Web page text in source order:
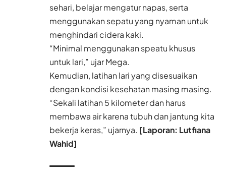
sehari, belajar mengatur napas, serta
menggunakan sepatu yang nyaman untuk
menghindari cidera kaki.
“Minimal menggunakan speatu khusus
untuk lari,” ujar Mega.
Kemudian, latihan lari yang disesuaikan
dengan kondisi kesehatan masing masing.
“Sekali latihan 5 kilometer dan harus
membawa air karena tubuh dan jantung kita
bekerja keras,” ujarnya. [Laporan: Lutfiana
Wahid]